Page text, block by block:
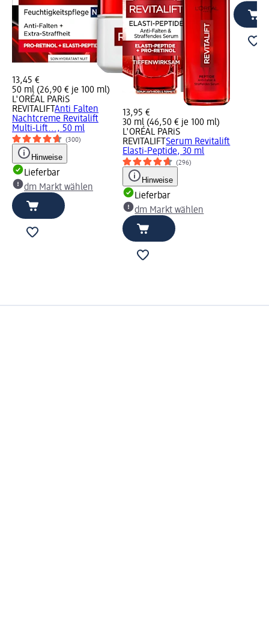
13,45 €
50 ml (26,90 € je 100 ml)
L'ORÉAL PARiS
REVITALIFTAnti Falten
Nachtcreme Revitalift
Multi-Lift..., 50 ml
(300)
Hinweise
Lieferbar
dm Markt wählen
13,95 €
30 ml (46,50 € je 100 ml)
L'ORÉAL PARiS
REVITALIFT Serum Revitalift
Elasti-Peptide, 30 ml
(296)
Hinweise
Lieferbar
dm Markt wählen